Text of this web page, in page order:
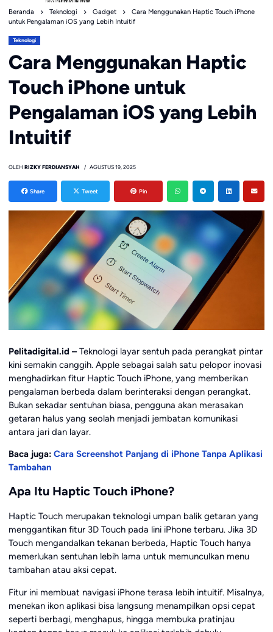
Beranda Teknologi Gadget
Cara Menggunakan Haptic Touch iPhone
untuk Pengalaman iOS yang Lebih Intuitif
Teknologi
Cara Menggunakan Haptic
Touch iPhone untuk
Pengalaman iOS yang Lebih
Intuitif
OLEH RIZKY FERDIANSYAH AGUSTUS 19, 2025
Share Tweet Pin
Pelitadigital.id –Teknologi layar sentuh pada perangkat pintar
kini semakin canggih. Apple sebagai salah satu pelopor inovasi
menghadirkan fitur Haptic Touch iPhone, yang memberikan
pengalaman berbeda dalam berinteraksi dengan perangkat.
Bukan sekadar sentuhan biasa, pengguna akan merasakan
getaran halus yang seolah menjadi jembatan komunikasi
antara jari dan layar.
Baca juga: Cara Screenshot Panjang di iPhone Tanpa Aplikasi
Tambahan
Apa Itu Haptic Touch iPhone?
Haptic Touch merupakan teknologi umpan balik getaran yang
menggantikan fitur 3D Touch pada lini iPhone terbaru. Jika 3D
Touch mengandalkan tekanan berbeda, Haptic Touch hanya
memerlukan sentuhan lebih lama untuk memunculkan menu
tambahan atau aksi cepat.
Fitur ini membuat navigasi iPhone terasa lebih intuitif. Misalnya,
menekan ikon aplikasi bisa langsung menampilkan opsi cepat
seperti berbagi, menghapus, hingga membuka pratinjau